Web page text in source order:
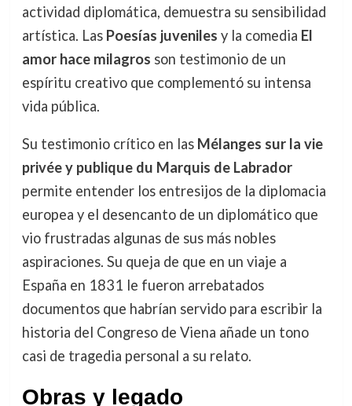
actividad diplomática, demuestra su sensibilidad
artística. Las Poesías juveniles y la comedia El
amor hace milagros son testimonio de un
espíritu creativo que complementó su intensa
vida pública.
Su testimonio crítico en las Mélanges sur la vie
privée y publique du Marquis de Labrador
permite entender los entresijos de la diplomacia
europea y el desencanto de un diplomático que
vio frustradas algunas de sus más nobles
aspiraciones. Su queja de que en un viaje a
España en 1831 le fueron arrebatados
documentos que habrían servido para escribir la
historia del Congreso de Viena añade un tono
casi de tragedia personal a su relato.
Obras y legado